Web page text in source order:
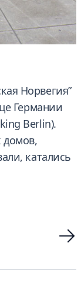
Норвегия”
Германии
Berlin).
домов,
катались